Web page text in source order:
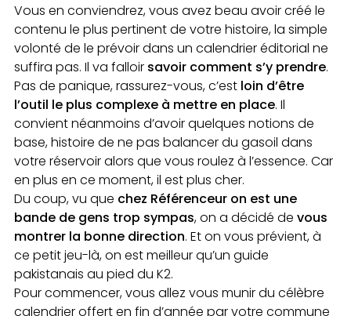
Vous en conviendrez, vous avez beau avoir créé le
contenu le plus pertinent de votre histoire, la simple
volonté de le prévoir dans un calendrier éditorial ne
suffira pas. Il va falloir savoir comment s’y prendre.
Pas de panique, rassurez-vous, c’est loin d’être
l’outil le plus complexe à mettre en place. Il
convient néanmoins d’avoir quelques notions de
base, histoire de ne pas balancer du gasoil dans
votre réservoir alors que vous roulez à l’essence. Car
en plus en ce moment, il est plus cher.
Du coup, vu que chez Référenceur on est une
bande de gens trop sympas, on a décidé de vous
montrer la bonne direction. Et on vous prévient, à
ce petit jeu-là, on est meilleur qu’un guide
pakistanais au pied du K2.
Pour commencer, vous allez vous munir du célèbre
calendrier offert en fin d’année par votre commune